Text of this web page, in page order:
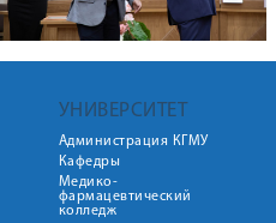
УНИВЕРСИТЕТ
Администрация КГМУ
Кафедры
Медико-
фармацевтический
колледж